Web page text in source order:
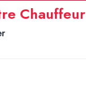
Chauffeur